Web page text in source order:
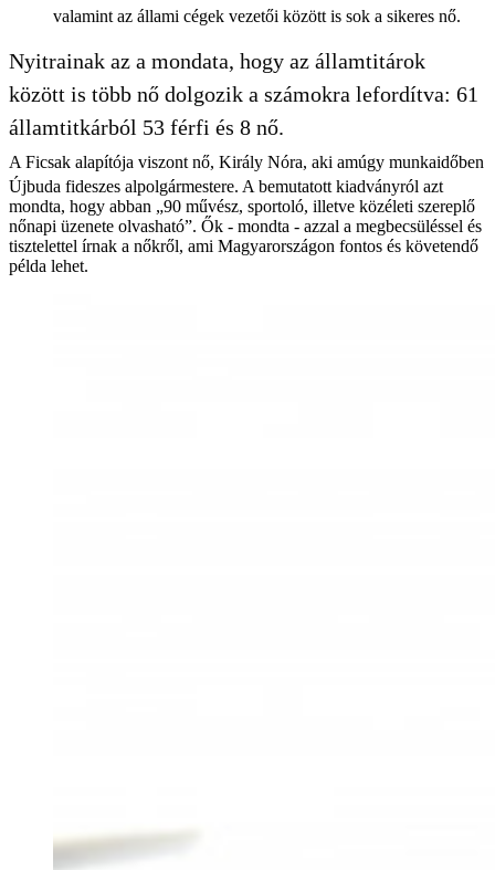
valamint az állami cégek vezetői között is sok a sikeres nő.
Nyitrainak az a mondata, hogy az államtitárok
között is több nő dolgozik a számokra lefordítva: 61
államtitkárból 53 férfi és 8 nő.
A Ficsak alapítója viszont nő, Király Nóra, aki amúgy munkaidőben
Újbuda fideszes alpolgármestere. A bemutatott kiadványról azt
mondta, hogy abban „90 művész, sportoló, illetve közéleti szereplő
nőnapi üzenete olvasható”. Ők - mondta - azzal a megbecsüléssel és
tisztelettel írnak a nőkről, ami Magyarországon fontos és követendő
példa lehet.